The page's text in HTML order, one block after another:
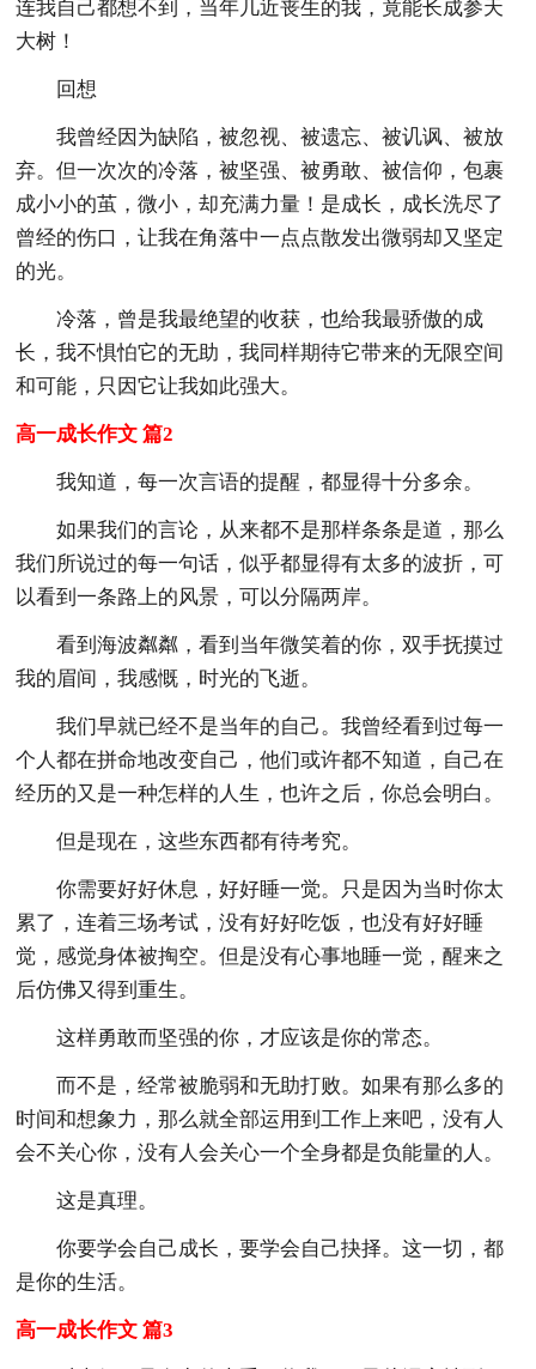
连我自己都想不到，当年几近丧生的我，竟能长成参天
大树！
回想
我曾经因为缺陷，被忽视、被遗忘、被讥讽、被放
弃。但一次次的冷落，被坚强、被勇敢、被信仰，包裹
成小小的茧，微小，却充满力量！是成长，成长洗尽了
曾经的伤口，让我在角落中一点点散发出微弱却又坚定
的光。
冷落，曾是我最绝望的收获，也给我最骄傲的成
长，我不惧怕它的无助，我同样期待它带来的无限空间
和可能，只因它让我如此强大。
高一成长作文 篇2
我知道，每一次言语的提醒，都显得十分多余。
如果我们的言论，从来都不是那样条条是道，那么
我们所说过的每一句话，似乎都显得有太多的波折，可
以看到一条路上的风景，可以分隔两岸。
看到海波粼粼，看到当年微笑着的你，双手抚摸过
我的眉间，我感慨，时光的飞逝。
我们早就已经不是当年的自己。我曾经看到过每一
个人都在拼命地改变自己，他们或许都不知道，自己在
经历的又是一种怎样的人生，也许之后，你总会明白。
但是现在，这些东西都有待考究。
你需要好好休息，好好睡一觉。只是因为当时你太
累了，连着三场考试，没有好好吃饭，也没有好好睡
觉，感觉身体被掏空。但是没有心事地睡一觉，醒来之
后仿佛又得到重生。
这样勇敢而坚强的你，才应该是你的常态。
而不是，经常被脆弱和无助打败。如果有那么多的
时间和想象力，那么就全部运用到工作上来吧，没有人
会不关心你，没有人会关心一个全身都是负能量的人。
这是真理。
你要学会自己成长，要学会自己抉择。这一切，都
是你的生活。
高一成长作文 篇3